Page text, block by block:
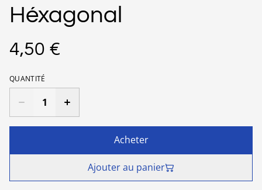
Héxagonal
4,50 €
QUANTITÉ
Acheter
Ajouter au panier